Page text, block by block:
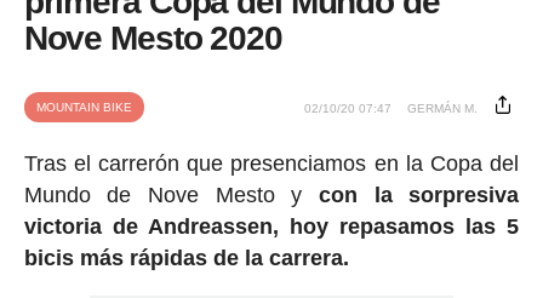
Nove Mesto 2020
MOUNTAIN BIKE 02/10/20 07:47 GERMÁN M.
Tras el carrerón que presenciamos en la Copa del
Mundo de Nove Mesto y con la sorpresiva
victoria de Andreassen, hoy repasamos las 5
bicis más rápidas de la carrera.